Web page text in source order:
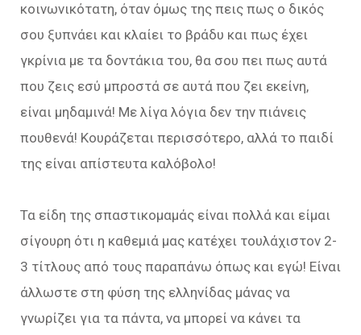
κοινωνικότατη, όταν όμως της πεις πως ο δικός
σου ξυπνάει και κλαίει το βράδυ και πως έχει
γκρίνια με τα δοντάκια του, θα σου πει πως αυτά
που ζεις εσύ μπροστά σε αυτά που ζει εκείνη,
είναι μηδαμινά! Με λίγα λόγια δεν την πιάνεις
πουθενά! Κουράζεται περισσότερο, αλλά το παιδί
της είναι απίστευτα καλόβολο!
Τα είδη της σπαστικομαμάς είναι πολλά και είμαι
σίγουρη ότι η καθεμιά μας κατέχει τουλάχιστον 2-
3 τίτλους από τους παραπάνω όπως και εγώ! Είναι
άλλωστε στη φύση της ελληνίδας μάνας να
γνωρίζει για τα πάντα, να μπορεί να κάνει τα